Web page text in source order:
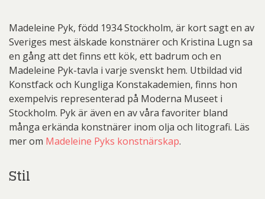
Madeleine Pyk, född 1934 Stockholm, är kort sagt en av
Sveriges mest älskade konstnärer och Kristina Lugn sa
en gång att det finns ett kök, ett badrum och en
Madeleine Pyk-tavla i varje svenskt hem. Utbildad vid
Konstfack och Kungliga Konstakademien, finns hon
exempelvis representerad på Moderna Museet i
Stockholm. Pyk är även en av våra favoriter bland
många erkända konstnärer inom olja och litografi. Läs
mer om Madeleine Pyks konstnärskap.
Stil